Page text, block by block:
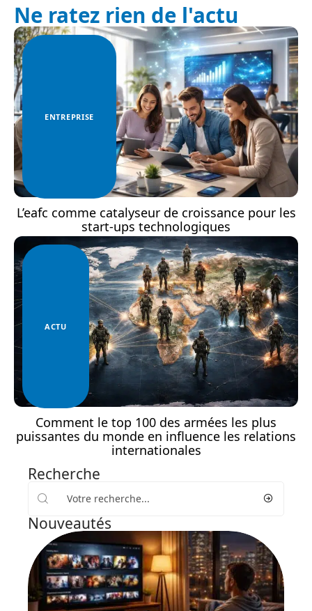
Ne ratez rien de l'actu
ENTREPRISE
L’eafc comme catalyseur de croissance pour les
start-ups technologiques
ACTU
Comment le top 100 des armées les plus
puissantes du monde en influence les relations
internationales
Recherche
Nouveautés